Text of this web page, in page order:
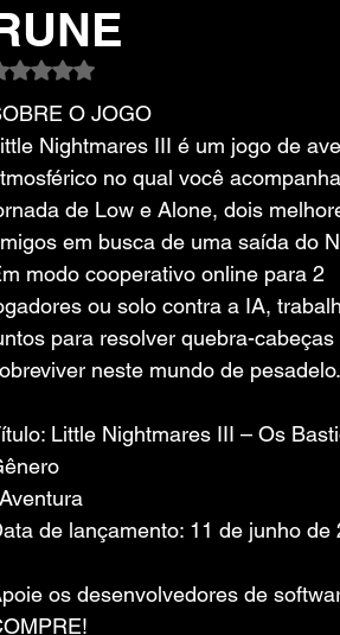
Avaliado com NaN de 5 estrelas.
O JOGO
Nightmares III é um jogo de
no qual você
de Low e Alone, dois
em busca de uma saída do
modo cooperativo online para 2
ou solo contra a IA,
para resolver quebra-cabeças
neste mundo de pesadelo.
Little Nightmares III – Os
de lançamento: 11 de junho de
os desenvolvedores de